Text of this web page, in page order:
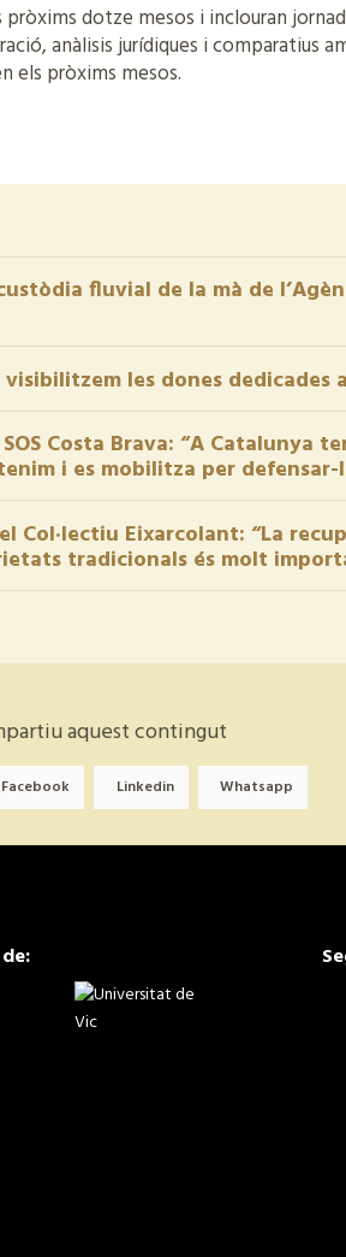
dotze mesos i inclouran
anàlisis jurídiques i comparatius
els pròxims mesos.
fluvial de la mà de
visibilitzem les dones
SOS Costa Brava: “A
i es mobilitza per defensar-
Col·lectiu Eixarcolant: “La
tradicionals és molt
aquest contingut
Facebook Linkedin Whatsapp